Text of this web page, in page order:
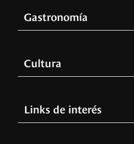
Gastronomía
Cultura
Links de interés